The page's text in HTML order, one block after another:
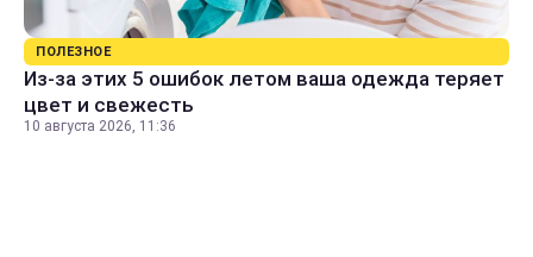
ПОЛЕЗНОЕ
Из-за этих 5 ошибок летом ваша одежда теряет
цвет и свежесть
10 августа 2026, 11:36